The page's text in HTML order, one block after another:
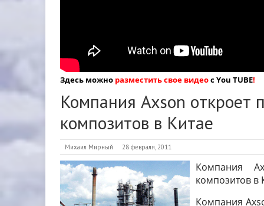
Здесь можно разместить свое видеос You TUBE!
Компания Axson откроет
композитов в Китае
Михаил Мирный 28 февраля, 2011
Компания
композитов в
Компания